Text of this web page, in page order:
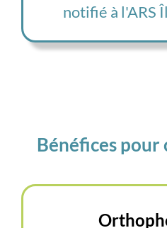
notifié à l'ARS
Bénéfices pour